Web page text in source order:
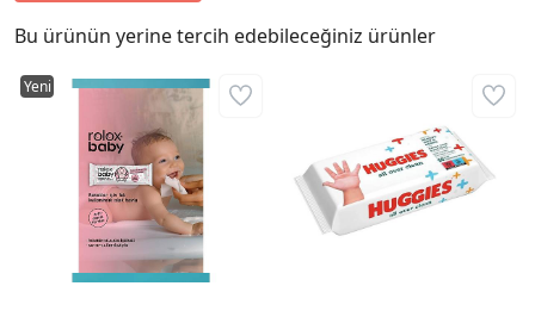
Bu ürünün yerine tercih edebileceğiniz ürünler
Yeni